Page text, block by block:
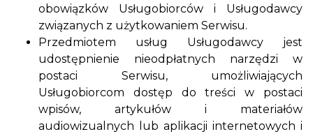
obowiązków Usługobiorców i Usługodawcy
związanych z użytkowaniem Serwisu.
Przedmiotem usług Usługodawcy jest
udostępnienie nieodpłatnych narzędzi w
postaci Serwisu, umożliwiających
Usługobiorcom dostęp do treści w postaci
wpisów, artykułów i materiałów
audiowizualnych lub aplikacji internetowych i